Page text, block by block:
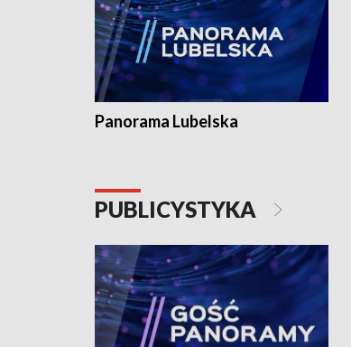
Panorama Lubelska
PUBLICYSTYKA